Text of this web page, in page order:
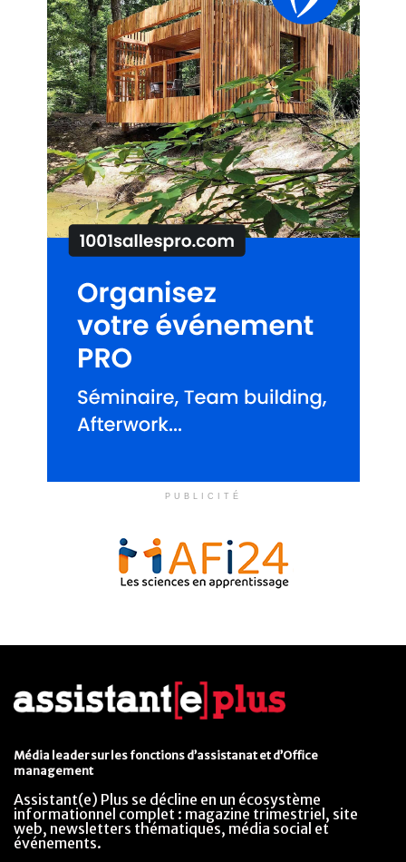
PUBLICITÉ
Média leader sur les fonctions d’assistanat et d’Office
management
Assistant(e) Plus se décline en un écosystème
informationnel complet : magazine trimestriel, site
web, newsletters thématiques, média social et
événements.